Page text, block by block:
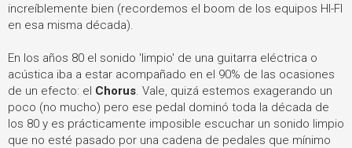
increíblemente bien (recordemos el boom de los equipos HI-FI
en esa misma década).
En los años 80 el sonido 'limpio' de una guitarra eléctrica o
acústica iba a estar acompañado en el 90% de las ocasiones
de un efecto: el Chorus. Vale, quizá estemos exagerando un
poco (no mucho) pero ese pedal dominó toda la década de
los 80 y es prácticamente imposible escuchar un sonido limpio
que no esté pasado por una cadena de pedales que mínimo